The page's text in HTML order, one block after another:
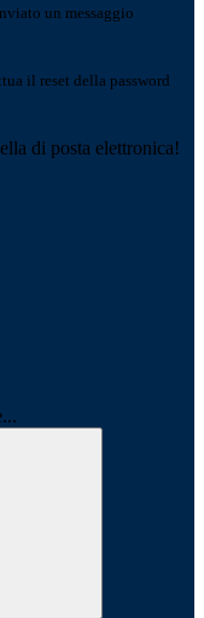
un messaggio
il reset della password
di posta elettronica!